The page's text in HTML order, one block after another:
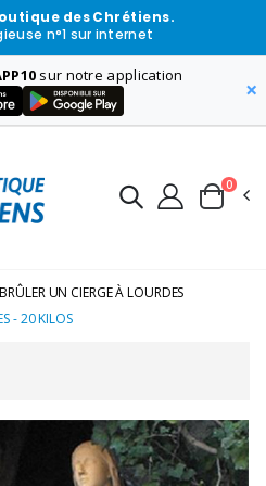
des Chrétiens.
n°1 sur internet
sur notre application
×
0
BRÛLER UN CIERGE À LOURDES
- 20 KILOS